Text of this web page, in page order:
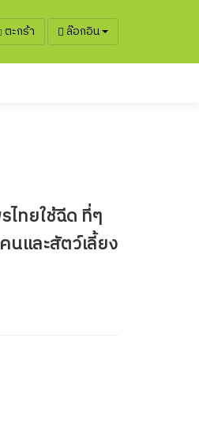
ตะกร้า ล๊อกอิน
ไทยใช้ฉีด ที่ๆ
และสัตว์เลี้ยง